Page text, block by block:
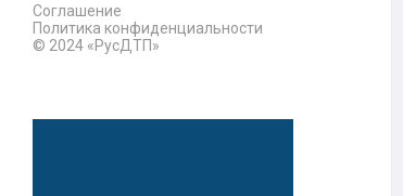
Соглашение
Политика конфиденциальности
© 2024 «РусДТП»